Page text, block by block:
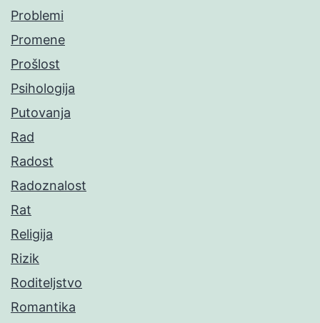
Problemi
Promene
Prošlost
Psihologija
Putovanja
Rad
Radost
Radoznalost
Rat
Religija
Rizik
Roditeljstvo
Romantika